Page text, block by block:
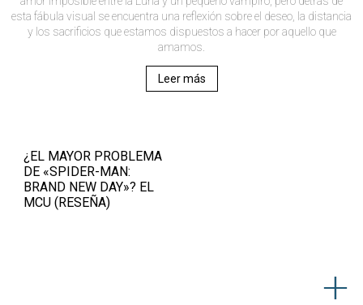
esta fábula visual se encuentra una reflexión sobre el deseo, la distancia
y los sacrificios que estamos dispuestos a hacer por aquello que
amamos.
Leer más
¿EL MAYOR PROBLEMA
DE «SPIDER-MAN:
BRAND NEW DAY»? EL
MCU (RESEÑA)